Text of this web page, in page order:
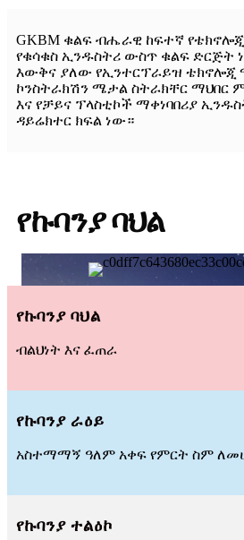
GKBM ቁልፍ ብሔራዊ ከፍተኛ
የቁሳቁስ ኢንዱስትሪ ውስጥ ቁልፍ ድርጅት
እውቅና ያለው የኢንተርፕራይዝ ቴክኖሎጂ
ኮንስትራክሽን ሜታል ስትራክቸር ማህበር
እና የቻይና ፕላስቲኮች ማቀነባበሪያ
ዳይሬክተር ክፍል ነው።
የኩባንያ ባህል
የኩባንያ ባህል
ብልህነት እና ፈጠራ
የኩባንያ ራዕይ
አስተማማኝ ዓለም አቀፍ የምርት ስም
የኩባንያ ተልዕኮ